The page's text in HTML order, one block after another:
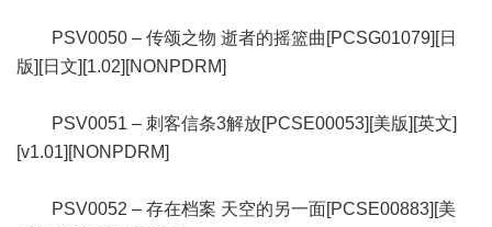
PSV0050 – 传颂之物 逝者的摇篮曲[PCSG01079][日
版][日文][1.02][NONPDRM]
PSV0051 – 刺客信条3解放[PCSE00053][美版][英文]
[v1.01][NONPDRM]
PSV0052 – 存在档案 天空的另一面[PCSE00883][美